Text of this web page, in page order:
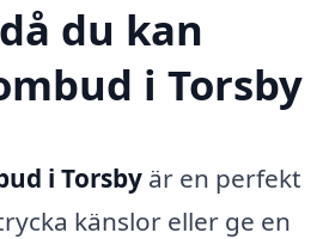
du kan
i Torsby
i Torsby är en perfekt
känslor eller ge en